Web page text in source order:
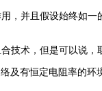
并且假设始终如一
术，但是可以说，
有恒定电阻率的环